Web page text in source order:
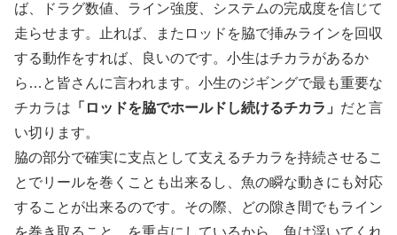
ば、ドラグ数値、ライン強度、システムの完成度を信じて
走らせます。止れば、またロッドを脇で挿みラインを回収
する動作をすれば、良いのです。小生はチカラがあるか
ら…と皆さんに言われます。小生のジギングで最も重要な
チカラは 「ロッドを脇でホールドし続けるチカラ」 だと言
い切ります。
脇の部分で確実に支点として支えるチカラを持続させるこ
とでリールを巻くことも出来るし、魚の瞬な動きにも対応
することが出来るのです。その際、どの隙き間でもライン